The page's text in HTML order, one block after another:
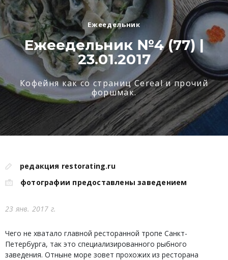
Ежеедельник
Ежеедельник №4 (77) |
23.01.2017
Кофейня как со страниц Cereal и прочий
форшмак.
редакция restorating.ru
фотографии предоставлены заведением
23 янв. 2017 г.
Чего не хватало главной ресторанной тропе Санкт-
Петербурга, так это специализированного рыбного
заведения. Отныне море зовет прохожих из ресторана